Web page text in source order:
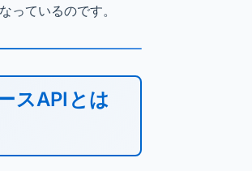
っているのです。
スAPIとは